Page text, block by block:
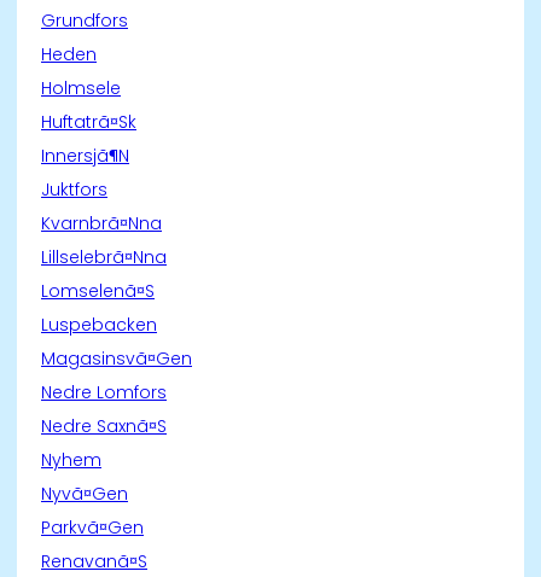
Grundfors
Heden
Holmsele
Huftatrã¤Sk
Innersjã¶N
Juktfors
Kvarnbrã¤Nna
Lillselebrã¤Nna
Lomselenã¤S
Luspebacken
Magasinsvã¤Gen
Nedre Lomfors
Nedre Saxnã¤S
Nyhem
Nyvã¤Gen
Parkvã¤Gen
Renavanã¤S